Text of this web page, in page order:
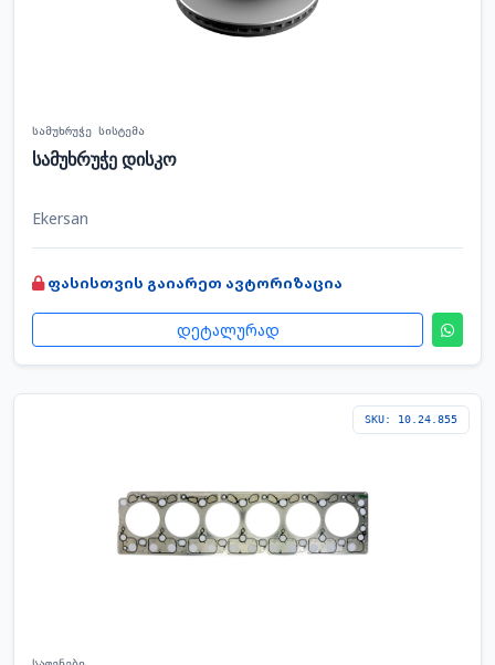
სამუხრუჭე სისტემა
სამუხრუჭე დისკო
Ekersan
ფასისთვის გაიარეთ ავტორიზაცია
დეტალურად
SKU: 10.24.855